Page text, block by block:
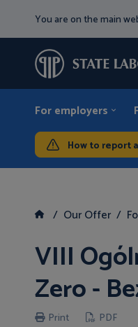
You are on the main
For employers
How to report
Our Offer
VIII
Zero -
Print PDF